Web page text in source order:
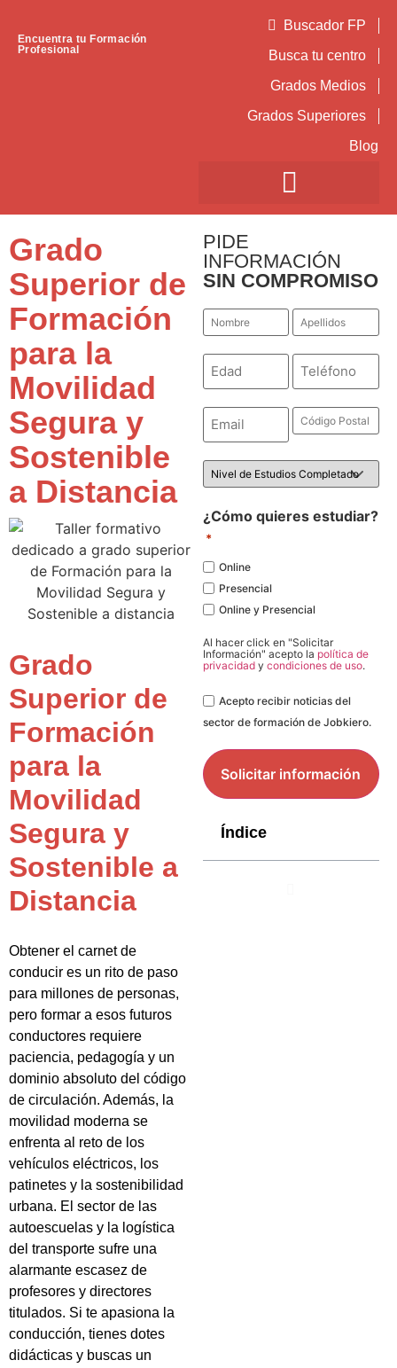
Encuentra tu Formación
Profesional
Buscador FP
Busca tu centro
Grados Medios
Grados Superiores
Blog
Grado
Superior de
Formación
para la
Movilidad
Segura y
Sostenible
a Distancia
Grado
Superior de
Formación
para la
Movilidad
Segura y
Sostenible a
Distancia
Obtener el carnet de
conducir es un rito de paso
para millones de personas,
pero formar a esos futuros
conductores requiere
paciencia, pedagogía y un
dominio absoluto del código
de circulación. Además, la
movilidad moderna se
enfrenta al reto de los
vehículos eléctricos, los
patinetes y la sostenibilidad
urbana. El sector de las
autoescuelas y la logística
del transporte sufre una
alarmante escasez de
profesores y directores
titulados. Si te apasiona la
conducción, tienes dotes
didácticas y buscas un
PIDE
INFORMACIÓN
SIN COMPROMISO
Nombre Apellidos
*
Número Teléfono
Email
Código
Postal
Nivel
de
¿Cómo quieres estudiar?
*
Online
Presencial
Online y Presencial
Al hacer click en "Solicitar
Información" acepto la política de
privacidad y condiciones de uso.
LegalAcepto recibir noticias del
sector de formación de Jobkiero.
Índice